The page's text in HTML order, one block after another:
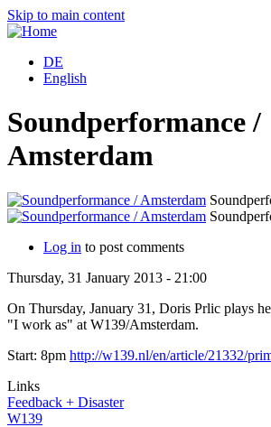
Skip to main content
DE
English
Soundperformance /
Amsterdam
Log in to post comments
Thursday, 31 January 2013 - 21:00
On Thursday, January 31, Doris Prlic plays
"I work as" at W139/Amsterdam.
Start: 8pm http://w139.nl/en/article/21332/
Links
Feedback + Disaster
W139